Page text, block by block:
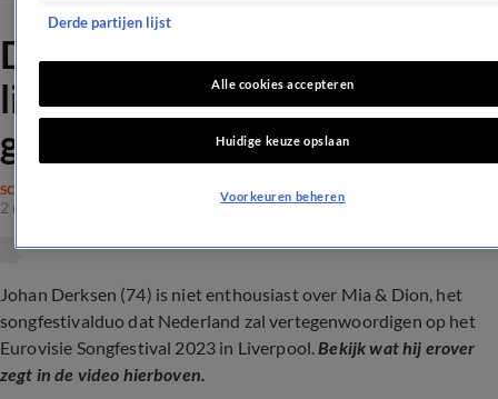
Derksen over songfestival-
liedje: 'Karakterloos
geneuzel'
SONGFESTIVAL
2 mrt 2023, 17:36
Johan Derksen (74) is niet enthousiast over Mia & Dion, het
songfestivalduo dat Nederland zal vertegenwoordigen op het
Eurovisie Songfestival 2023 in Liverpool.Bekijk wat hij erover
zegt in de video hierboven.
Derde partijen lijst
Alle cookies accepteren
Huidige keuze opslaan
Voorkeuren beheren